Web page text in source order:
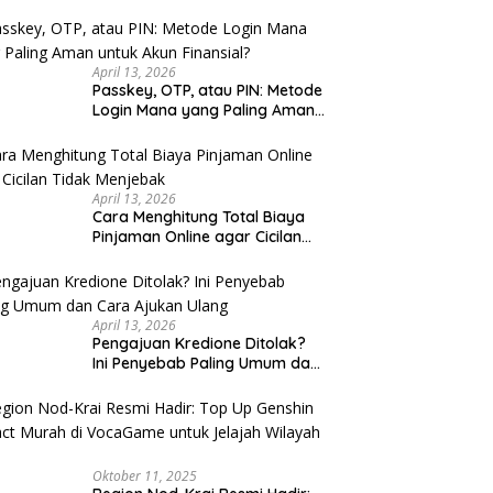
April 13, 2026
Passkey, OTP, atau PIN: Metode
Login Mana yang Paling Aman
April 13, 2026
Cara Menghitung Total Biaya
Pinjaman Online agar Cicilan
April 13, 2026
Pengajuan Kredione Ditolak?
Ini Penyebab Paling Umum dan
Oktober 11, 2025